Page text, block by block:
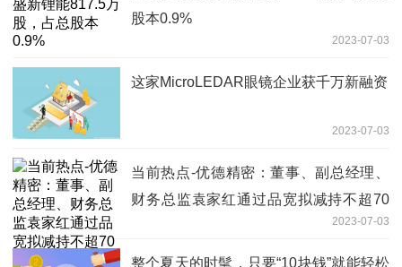
股本0.9%
2023-07-03
这家MicroLEDAR眼镜企业获千万新融资
2023-07-03
当前热点-优德精密：董事、副总经理、
财务总监袁家红通过品宽拟减持不超70
2023-07-03
整个夏天的时髦，只要“10块钱”就能轻松